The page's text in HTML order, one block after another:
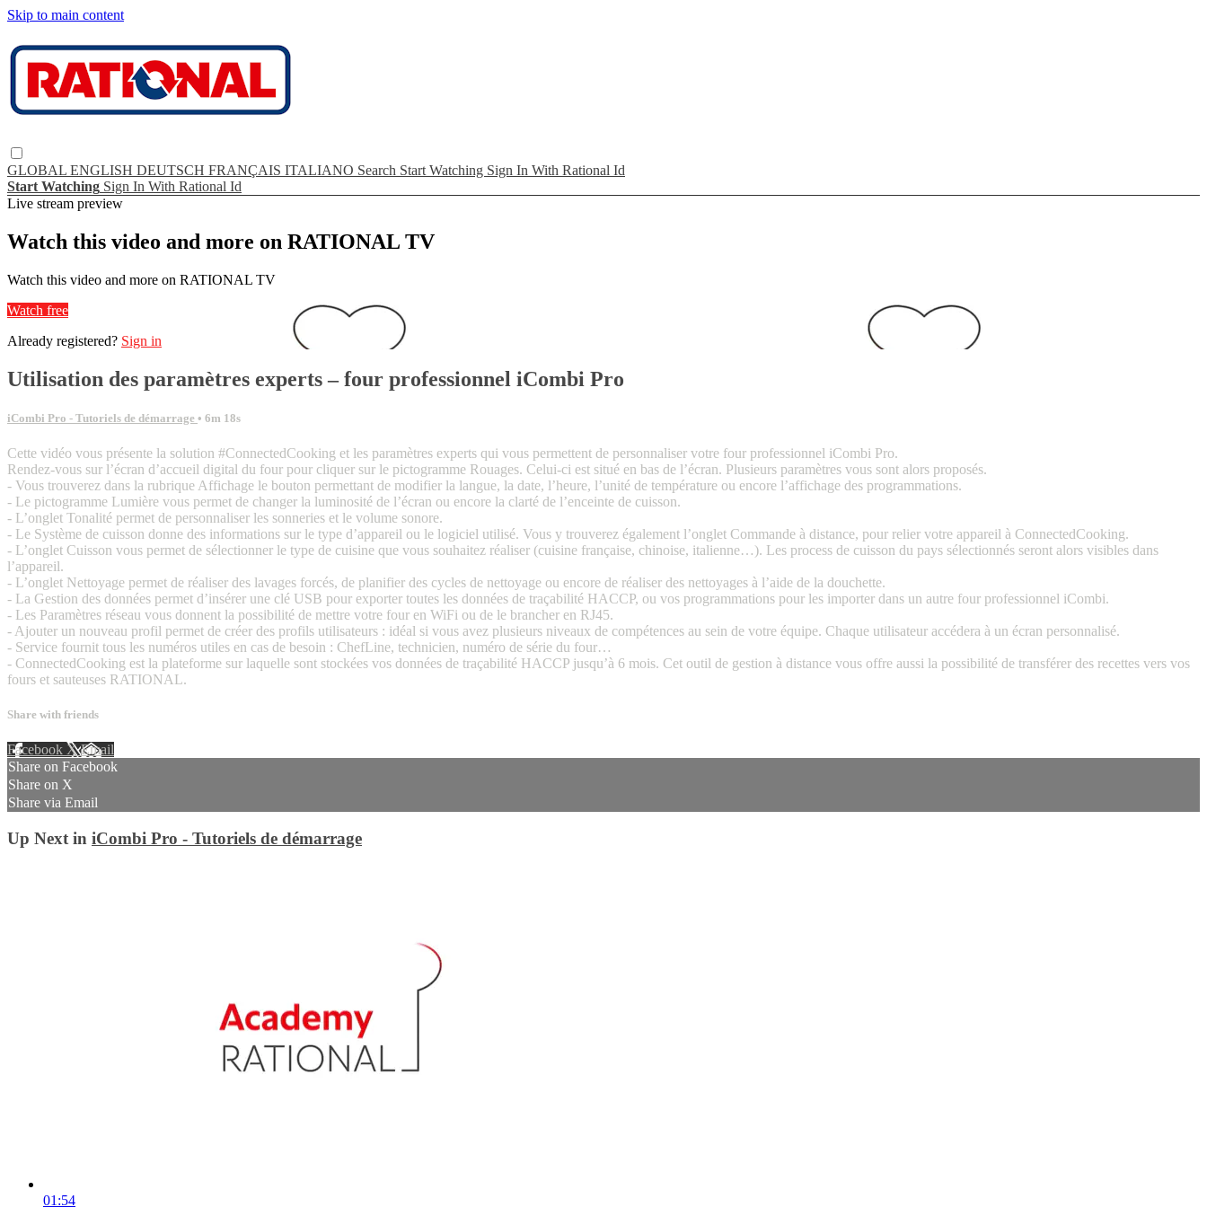
Skip to main content
GLOBAL ENGLISH DEUTSCH FRANÇAIS ITALIANO Search Start Watching Sign In With Rational Id
Start Watching Sign In With Rational Id
Live stream preview
Watch this video and more on RATIONAL TV
Watch this video and more on RATIONAL TV
Watch free
Already registered? Sign in
Utilisation des paramètres experts – four professionnel iCombi Pro
iCombi Pro - Tutoriels de démarrage • 6m 18s
Cette vidéo vous présente la solution #ConnectedCooking et les paramètres experts qui vous permettent de personnaliser votre four professionnel iCombi Pro.
Rendez-vous sur l’écran d’accueil digital du four pour cliquer sur le pictogramme Rouages. Celui-ci est situé en bas de l’écran. Plusieurs paramètres vous sont alors proposés.
- Vous trouverez dans la rubrique Affichage le bouton permettant de modifier la langue, la date, l’heure, l’unité de température ou encore l’affichage des programmations.
- Le pictogramme Lumière vous permet de changer la luminosité de l’écran ou encore la clarté de l’enceinte de cuisson.
- L’onglet Tonalité permet de personnaliser les sonneries et le volume sonore.
- Le Système de cuisson donne des informations sur le type d’appareil ou le logiciel utilisé. Vous y trouverez également l’onglet Commande à distance, pour relier votre appareil à ConnectedCooking.
- L’onglet Cuisson vous permet de sélectionner le type de cuisine que vous souhaitez réaliser (cuisine française, chinoise, italienne…). Les process de cuisson du pays sélectionnés seront alors visibles dans
l’appareil.
- L’onglet Nettoyage permet de réaliser des lavages forcés, de planifier des cycles de nettoyage ou encore de réaliser des nettoyages à l’aide de la douchette.
- La Gestion des données permet d’insérer une clé USB pour exporter toutes les données de traçabilité HACCP, ou vos programmations pour les importer dans un autre four professionnel iCombi.
- Les Paramètres réseau vous donnent la possibilité de mettre votre four en WiFi ou de le brancher en RJ45.
- Ajouter un nouveau profil permet de créer des profils utilisateurs : idéal si vous avez plusieurs niveaux de compétences au sein de votre équipe. Chaque utilisateur accédera à un écran personnalisé.
- Service fournit tous les numéros utiles en cas de besoin : ChefLine, technicien, numéro de série du four…
- ConnectedCooking est la plateforme sur laquelle sont stockées vos données de traçabilité HACCP jusqu’à 6 mois. Cet outil de gestion à distance vous offre aussi la possibilité de transférer des recettes vers vos
fours et sauteuses RATIONAL.
Share with friends
Facebook XEmail
Share on Facebook
Share on X
Share via Email
Up Next in iCombi Pro - Tutoriels de démarrage
01:54